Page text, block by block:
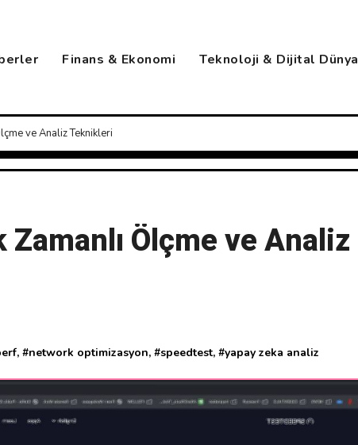
Finans & Ekonomi Teknoloji & Dijital Dünya
ve Analiz Teknikleri
Zamanlı Ölçme ve Analiz
, #network optimizasyon, #speedtest, #yapay zeka analiz